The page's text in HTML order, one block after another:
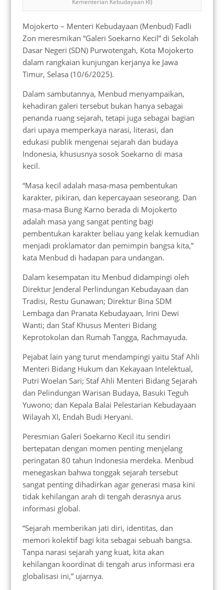
Kementerian Kebudayaan RI)
Mojokerto – Menteri Kebudayaan (Menbud) Fadli
Zon meresmikan “Galeri Soekarno Kecil” di Sekolah
Dasar Negeri (SDN) Purwotengah, Kota Mojokerto
dalam rangkaian kunjungan kerjanya ke Jawa
Timur, Selasa (10/6/2025).
Dalam sambutannya, Menbud menyampaikan,
kehadiran galeri tersebut bukan hanya sebagai
penanda ruang sejarah, tetapi juga sebagai bagian
dari upaya memperkaya narasi, literasi, dan
edukasi publik mengenai sejarah dan budaya
Indonesia, khususnya sosok Soekarno di masa
kecil.
“Masa kecil adalah masa-masa pembentukan
karakter, pikiran, dan kepercayaan seseorang. Dan
masa-masa Bung Karno berada di Mojokerto
adalah masa yang sangat penting bagi
pembentukan karakter beliau yang kelak kemudian
menjadi proklamator dan pemimpin bangsa kita,”
kata Menbud di hadapan para undangan.
Dalam kesempatan itu Menbud didampingi oleh
Direktur Jenderal Perlindungan Kebudayaan dan
Tradisi, Restu Gunawan; Direktur Bina SDM
Lembaga dan Pranata Kebudayaan, Irini Dewi
Wanti; dan Staf Khusus Menteri Bidang
Keprotokolan dan Rumah Tangga, Rachmayuda.
Pejabat lain yang turut mendampingi yaitu Staf Ahli
Menteri Bidang Hukum dan Kekayaan Intelektual,
Putri Woelan Sari; Staf Ahli Menteri Bidang Sejarah
dan Pelindungan Warisan Budaya, Basuki Teguh
Yuwono; dan Kepala Balai Pelestarian Kebudayaan
Wilayah XI, Endah Budi Heryani.
Peresmian Galeri Soekarno Kecil itu sendiri
bertepatan dengan momen penting menjelang
peringatan 80 tahun Indonesia merdeka. Menbud
menegaskan bahwa tonggak sejarah tersebut
sangat penting dihadirkan agar generasi masa kini
tidak kehilangan arah di tengah derasnya arus
informasi global.
“Sejarah memberikan jati diri, identitas, dan
memori kolektif bagi kita sebagai sebuah bangsa.
Tanpa narasi sejarah yang kuat, kita akan
kehilangan koordinat di tengah arus informasi era
globalisasi ini,” ujarnya.